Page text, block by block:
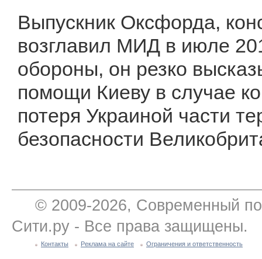
Выпускник Оксфорда,
возглавил МИД в июле
обороны, он резко
помощи Киеву в случае
потеря Украиной части
безопасности
© 2009-2026, Современный
Сити.ру - Все права защищены.
Контакты Реклама на сайте Ограничения и ответственность